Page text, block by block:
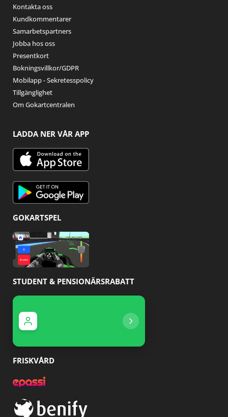
Kontakta oss
Kundkommentarer
Samarbetspartners
Jobba hos oss
Presentkort
Bokningsvillkor/GDPR
Mobilapp - Sekretesspolicy
Tillgänglighet
Om Gokartcentralen
LADDA NER VÅR APP
GOKARTSPEL
STUDENT & PENSIONÄRSRABATT
FRISKVÅRD